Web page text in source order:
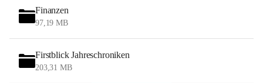
Finanzen
97,19 MB
Firstblick Jahreschroniken
203,31 MB